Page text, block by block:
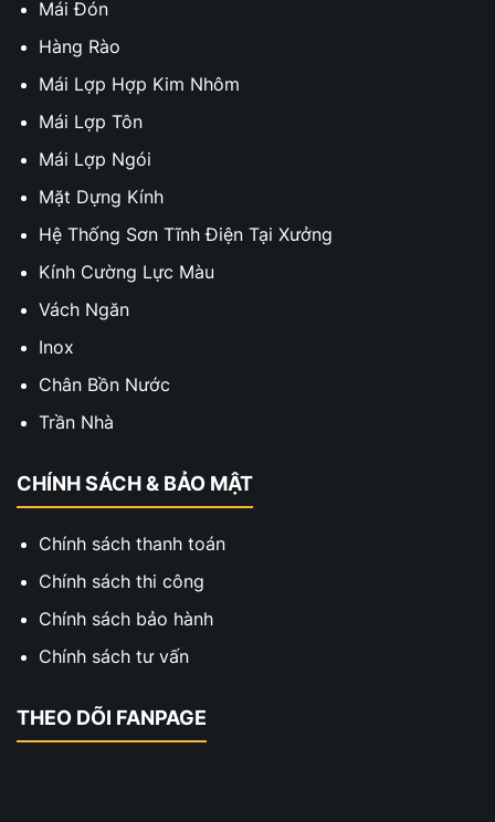
Mái Đón
Hàng Rào
Mái Lợp Hợp Kim Nhôm
Mái Lợp Tôn
Mái Lợp Ngói
Mặt Dựng Kính
Hệ Thống Sơn Tĩnh Điện Tại Xưởng
Kính Cường Lực Màu
Vách Ngăn
Inox
Chân Bồn Nước
Trần Nhà
CHÍNH SÁCH & BẢO MẬT
Chính sách thanh toán
Chính sách thi công
Chính sách bảo hành
Chính sách tư vấn
THEO DÕI FANPAGE